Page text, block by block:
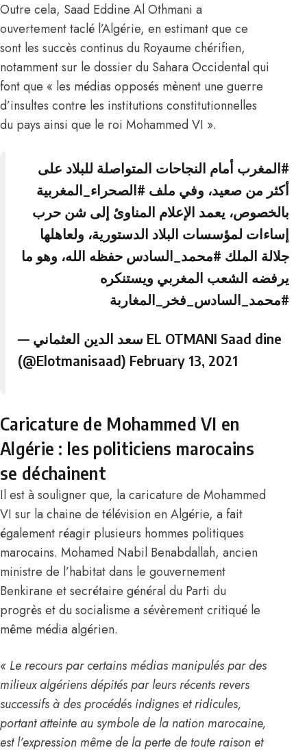
Outre cela, Saad Eddine Al Othmani a
ouvertement taclé l’Algérie, en estimant que ce
sont les succès continus du Royaume chérifien,
notamment sur le dossier du Sahara Occidental qui
font que « les médias opposés mènent une guerre
d’insultes contre les institutions constitutionnelles
du pays ainsi que le roi Mohammed VI ».
#المغرب أمام النجاحات المتواصلة للبلاد على
أكثر من صعيد، وفي ملف #الصحراء_المغربية
بالخصوص، يعمد الإعلام المناوئ إلى شن حرب
إساءات لمؤسسات البلاد الدستورية، ولعاهلها
جلالة الملك #محمد_السادس حفظه الله، وهو ما
يرفضه الشعب المغربي ويستنكره
#محمد_السادس_فخر_المغاربة
— سعد الدين العثماني EL OTMANI Saad dine
(@Elotmanisaad) February 13, 2021
Caricature de Mohammed VI en
Algérie : les politiciens marocains
se déchainent
Il est à souligner que, la caricature de Mohammed
VI sur la chaine de télévision en Algérie, a fait
également réagir plusieurs hommes politiques
marocains. Mohamed Nabil Benabdallah, ancien
ministre de l’habitat dans le gouvernement
Benkirane et secrétaire général du Parti du
progrès et du socialisme a sévèrement critiqué le
même média algérien.
« Le recours par certains médias manipulés par des
milieux algériens dépités par leurs récents revers
successifs à des procédés indignes et ridicules,
portant atteinte au symbole de la nation marocaine,
est l’expression même de la perte de toute raison et